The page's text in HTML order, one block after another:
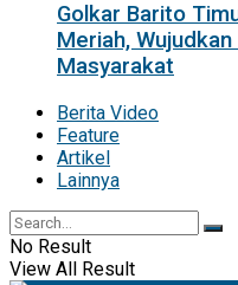
Golkar Barito
Meriah,
Masyarakat
Berita Video
Feature
Artikel
Lainnya
No Result
View All Result